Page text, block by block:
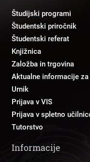
Študijski programi
Študentski priročnik
Študentski referat
Knjižnica
Založba in trgovina
Aktualne informacije
Urnik
Prijava v VIS
Prijava v spletno
Tutorstvo
Informacije